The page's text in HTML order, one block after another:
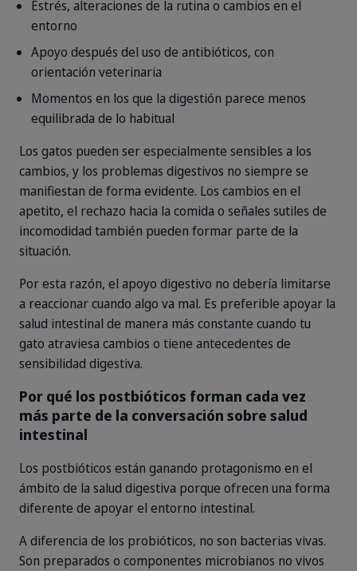
Estrés, alteraciones de la rutina o cambios en el
entorno
Apoyo después del uso de antibióticos, con
orientación veterinaria
Momentos en los que la digestión parece menos
equilibrada de lo habitual
Los gatos pueden ser especialmente sensibles a los
cambios, y los problemas digestivos no siempre se
manifiestan de forma evidente. Los cambios en el
apetito, el rechazo hacia la comida o señales sutiles de
incomodidad también pueden formar parte de la
situación.
Por esta razón, el apoyo digestivo no debería limitarse
a reaccionar cuando algo va mal. Es preferible apoyar la
salud intestinal de manera más constante cuando tu
gato atraviesa cambios o tiene antecedentes de
sensibilidad digestiva.
Por qué los postbióticos forman cada vez
más parte de la conversación sobre salud
intestinal
Los postbióticos están ganando protagonismo en el
ámbito de la salud digestiva porque ofrecen una forma
diferente de apoyar el entorno intestinal.
A diferencia de los probióticos, no son bacterias vivas.
Son preparados o componentes microbianos no vivos